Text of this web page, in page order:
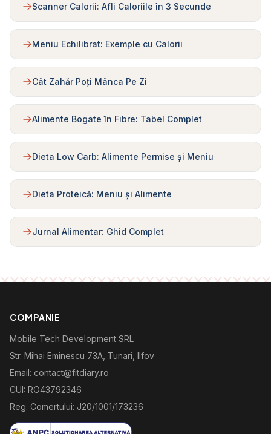
Scanner Calorii: Afli Caloriile în 3 Secunde
Meniu Echilibrat: Exemple cu Calorii
Cât Zahăr Poți Mânca Pe Zi
Alimente Bogate în Fibre: Tabel Complet
Dieta Low Carb: Alimente Permise și Meniu
Dieta Proteică: Meniu și Alimente
Jurnal Alimentar: Ghid Complet
COMPANIE
Mobile Tech Development SRL
Str. Mihai Eminescu 73A, Tunari, Ilfov
Email: contact@fitdiary.ro
CUI: RO43792346
Reg. Comertului: J20/1001/173236